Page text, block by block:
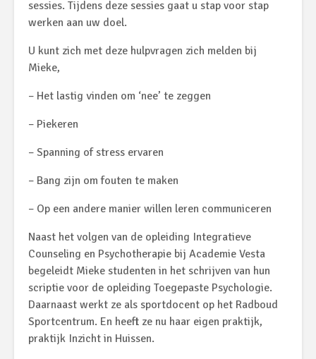
sessies. Tijdens deze sessies gaat u stap voor stap
werken aan uw doel.
U kunt zich met deze hulpvragen zich melden bij
Mieke,
– Het lastig vinden om ‘nee’ te zeggen
– Piekeren
– Spanning of stress ervaren
– Bang zijn om fouten te maken
– Op een andere manier willen leren communiceren
Naast het volgen van de opleiding Integratieve
Counseling en Psychotherapie bij Academie Vesta
begeleidt Mieke studenten in het schrijven van hun
scriptie voor de opleiding Toegepaste Psychologie.
Daarnaast werkt ze als sportdocent op het Radboud
Sportcentrum. En heeft ze nu haar eigen praktijk,
praktijk Inzicht in Huissen.